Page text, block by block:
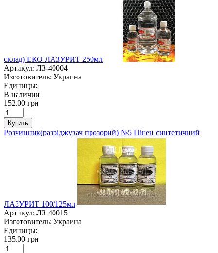
склад) ЕКО ЛАЗУРИТ 250мл
Артикул: ЛЗ-40004
Изготовитель: Украина
Единицы:
В наличии
152.00 грн
Купить
Розчинник(разріджувач прозорий) №5 Пінен синтетичний
ЛАЗУРИТ 100/125мл
Артикул: ЛЗ-40015
Изготовитель: Украина
Единицы:
135.00 грн